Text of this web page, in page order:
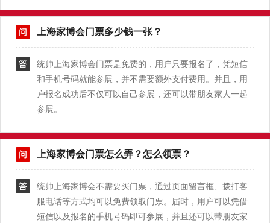
上海家博会门票多少钱一张？
统帅上海家博会门票是免费的，用户只要报名了，凭短信
和手机号码就能参展，并不需要额外支付费用。并且，用
户报名成功后不仅可以自己参展，还可以带朋友家人一起
参展。
上海家博会门票怎么弄？怎么领票？
统帅上海家博会不需要买门票，通过页面留言框、拨打客
服电话等方式均可以免费领取门票。届时，用户可以凭借
短信以及报名的手机号码即可参展，并且还可以带朋友家